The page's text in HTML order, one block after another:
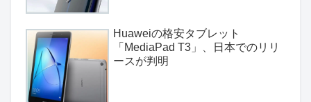
Huaweiの格安タブレット
「MediaPad T3」、日本でのリリ
ースが判明